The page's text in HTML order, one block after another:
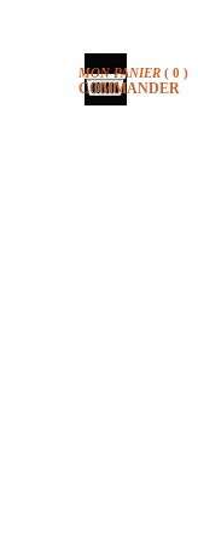
MON PANIER ( 0 )
COMMANDER